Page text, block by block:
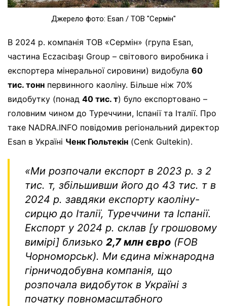
Джерело фото: Esan / ТОВ "Сермін"
В 2024 р. компанія ТОВ «Сермін» (група Esan,
частина Eczacıbaşı Group – світового виробника і
експортера мінеральної сировини) видобула 60
тис. тонн первинного каоліну. Більше ніж 70%
видобутку (понад 40 тис. т) було експортовано –
головним чином до Туреччини, Іспанії та Італії. Про
таке NADRA.INFO повідомив регіональний директор
Esan в Україні Ченк Гюльтекін (Cenk Gultekin).
«Ми розпочали експорт в 2023 р. з 2
тис. т, збільшивши його до 43 тис. т в
2024 р. завдяки експорту каоліну-
сирцю до Італії, Туреччини та Іспанії.
Експорт у 2024 р. склав [у грошовому
вимірі] близько 2,7 млн євро (FOB
Чорноморськ). Ми єдина міжнародна
гірничодобувна компанія, що
розпочала видобуток в Україні з
початку повномасштабного